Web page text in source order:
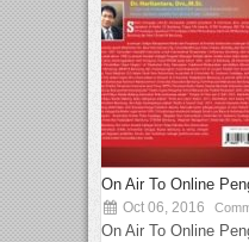
On Air To Online
Oct 06, 2016
On Air To Online